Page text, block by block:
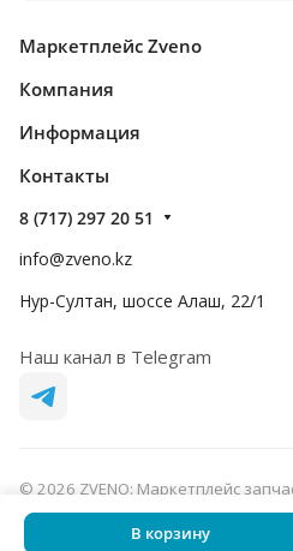
В корзину
Маркетплейс Zveno
Компания
Информация
Контакты
8 (717) 297 20 51
info@zveno.kz
Нур-Султан, шоссе Алаш, 22/1
Наш канал в Telegram
© 2026 ZVENO: Маркетплейс
Конфиденциальность
Оферта